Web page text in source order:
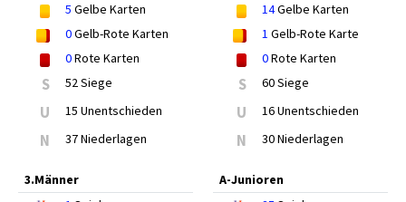
5 Gelbe Karten
0Gelb-Rote Karten
0Rote Karten
S 52 Siege
U 15 Unentschieden
N 37 Niederlagen
14Gelbe Karten
1 Gelb-Rote Karte
0Rote Karten
S 60 Siege
U 16 Unentschieden
N 30 Niederlagen
3.Männer
A-Junioren